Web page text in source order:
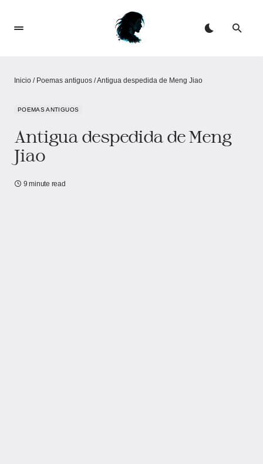
Inicio / Poemas antiguos /Antigua despedida de Meng Jiao
POEMAS ANTIGUOS
Antigua despedida de Meng
Jiao
9 minute read